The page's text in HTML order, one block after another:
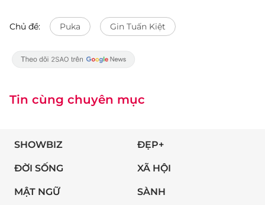
Chủ đề: Puka Gin Tuấn Kiệt
Tin cùng chuyên mục
SHOWBIZ ĐẸP+
ĐỜI SỐNG XÃ HỘI
MẬT NGỮ SÀNH